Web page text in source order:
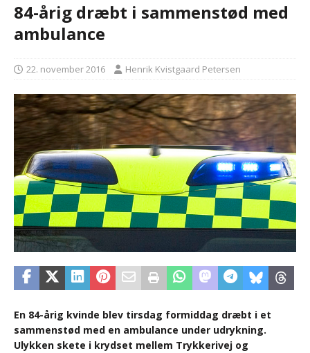
84-årig dræbt i sammenstød med
ambulance
22. november 2016 Henrik Kvistgaard Petersen
En 84-årig kvinde blev tirsdag formiddag dræbt i et
sammenstød med en ambulance under udrykning.
Ulykken skete i krydset mellem Trykkerivej og